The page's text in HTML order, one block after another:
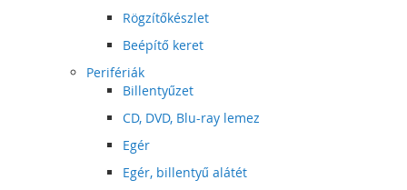
Rögzítőkészlet
Beépítő keret
Perifériák
Billentyűzet
CD, DVD, Blu-ray lemez
Egér
Egér, billentyű alátét